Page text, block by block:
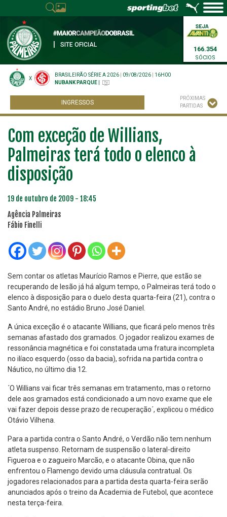
SITE OFICIAL
166.354
SÓCIOS
X
BRASILEIRÃO SÉRIE A 2026 09/08/2026
16H00
NUBANK PARQUE
INGRESSOS
PRÓXIMAS
PARTIDAS
Com exceção de Willians,
Palmeiras terá todo o elenco à
disposição
19 de outubro de 2009 - 18:45
Agência Palmeiras
Fábio Finelli
Sem contar os atletas Maurício Ramos e Pierre, que estão se
recuperando de lesão já há algum tempo, o Palmeiras terá todo o
elenco à disposição para o duelo desta quarta-feira (21), contra o
Santo André, no estádio Bruno José Daniel.
A única exceção é o atacante Willians, que ficará pelo menos três
semanas afastado dos gramados. O jogador realizou exames de
ressonância magnética e foi constatada uma fratura incompleta
no ilíaco esquerdo (osso da bacia), sofrida na partida contra o
Náutico, no último dia 12.
´O Willians vai ficar três semanas em tratamento, mas o retorno
dele aos gramados está condicionado a um novo exame que ele
vai fazer depois desse prazo de recuperação´, explicou o médico
Otávio Vilhena.
Para a partida contra o Santo André, o Verdão não tem nenhum
atleta suspenso. Retornam de suspensão o lateral-direito
Figueroa e o zagueiro Marcão, e o atacante Obina, que não
enfrentou o Flamengo devido uma cláusula contratual. Os
jogadores relacionados para a partida desta quarta-feira serão
anunciados após o treino da Academia de Futebol, que acontece
nesta terça-feira.